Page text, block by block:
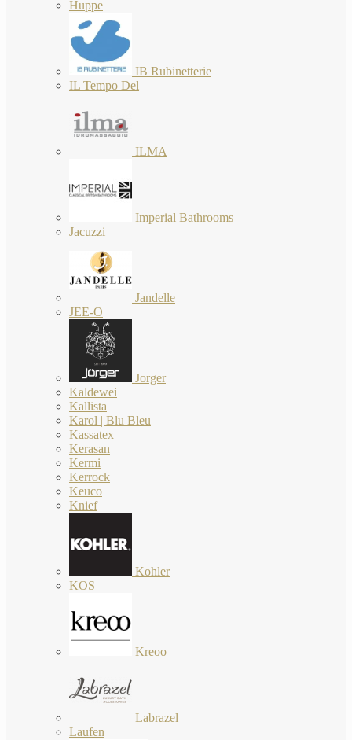
Huppe
IB Rubinetterie
IL Tempo Del
ILMA
Imperial Bathrooms
Jacuzzi
Jandelle
JEE-O
Jorger
Kaldewei
Kallista
Karol | Blu Bleu
Kassatex
Kerasan
Kermi
Kerrock
Keuco
Knief
Kohler
KOS
Kreoo
Labrazel
Laufen